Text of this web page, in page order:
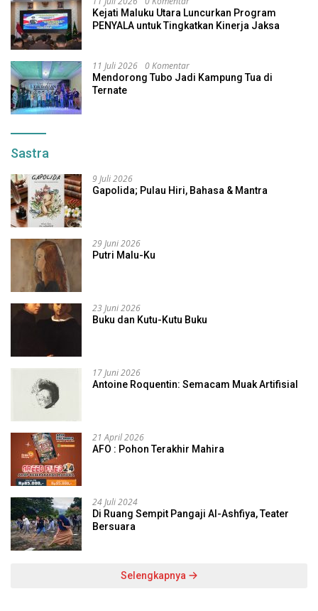
Kejati Maluku Utara Luncurkan Program
PENYALA untuk Tingkatkan Kinerja Jaksa
11 Juli 2026 0 Komentar
Mendorong Tubo Jadi Kampung Tua di
Ternate
Sastra
9 Juli 2026
Gapolida; Pulau Hiri, Bahasa & Mantra
29 Juni 2026
Putri Malu-Ku
23 Juni 2026
Buku dan Kutu-Kutu Buku
17 Juni 2026
Antoine Roquentin: Semacam Muak Artifisial
21 April 2026
AFO : Pohon Terakhir Mahira
24 Juli 2024
Di Ruang Sempit Pangaji Al-Ashfiya, Teater
Bersuara
Selengkapnya